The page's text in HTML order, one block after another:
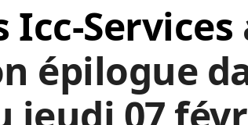
Icc-Services
épilogue